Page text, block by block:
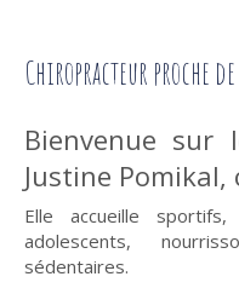
Chiropracteur proche
Bienvenue
Justine
Elle accueille sportifs,
adolescents,
sédentaires.